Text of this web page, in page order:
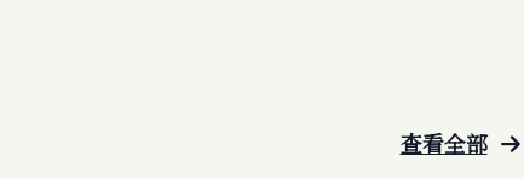
查看全部